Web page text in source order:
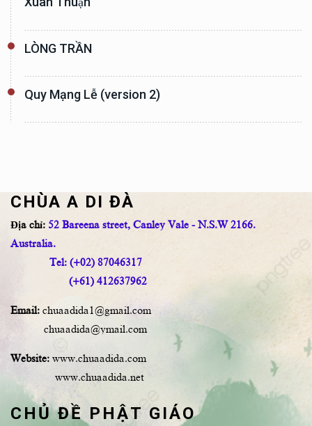
LÒNG TRẦN
Quy Mạng Lễ (version 2)
CHÙA A DI ĐÀ
Địa chỉ: 52 Bareena street, Canley Vale - N.S.W 2166.
Australia.
Tel: (+02) 87046317
(+61) 412637962
Email: chuaadida1@gmail.com
chuaadida@ymail.com
Website: www.chuaadida.com
www.chuaadida.net
CHỦ ĐỀ PHẬT GIÁO